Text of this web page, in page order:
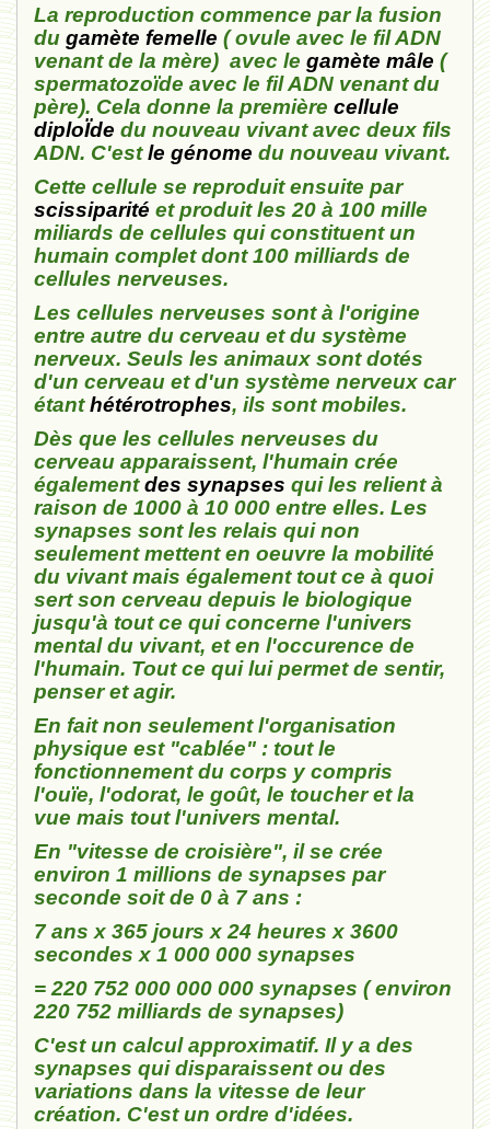
La reproduction commence par la fusion
du gamète femelle ( ovule avec le fil ADN
venant de la mère) avec le gamète mâle (
spermatozoïde avec le fil ADN venant du
père). Cela donne la première cellule
diploÏde du nouveau vivant avec deux fils
ADN. C'estle génome du nouveau vivant.
Cette cellule se reproduit ensuite par
scissiparité et produit les 20 à 100 mille
miliards de cellules qui constituent un
humain complet dont 100 milliards de
cellules nerveuses.
Les cellules nerveuses sont à l'origine
entre autre du cerveau et du système
nerveux. Seuls les animaux sont dotés
d'un cerveau et d'un système nerveux car
étanthétérotrophes, ils sont mobiles.
Dès que les cellules nerveuses du
cerveau apparaissent, l'humain crée
égalementdes synapses qui les relient à
raison de 1000 à 10 000 entre elles. Les
synapses sont les relais qui non
seulement mettent en oeuvre la mobilité
du vivant mais également tout ce à quoi
sert son cerveau depuis le biologique
jusqu'à tout ce qui concerne l'univers
mental du vivant, et en l'occurence de
l'humain. Tout ce qui lui permet de sentir,
penser et agir.
En fait non seulement l'organisation
physique est "cablée" : tout le
fonctionnement du corps y compris
l'ouïe, l'odorat, le goût, le toucher et la
vue mais tout l'univers mental.
En "vitesse de croisière", il se crée
environ 1 millions de synapses par
seconde soit de 0 à 7 ans :
7 ans x 365 jours x 24 heures x 3600
secondes x 1 000 000 synapses
= 220 752 000 000 000 synapses ( environ
220 752 milliards de synapses)
C'est un calcul approximatif. Il y a des
synapses qui disparaissent ou des
variations dans la vitesse de leur
création. C'est un ordre d'idées.